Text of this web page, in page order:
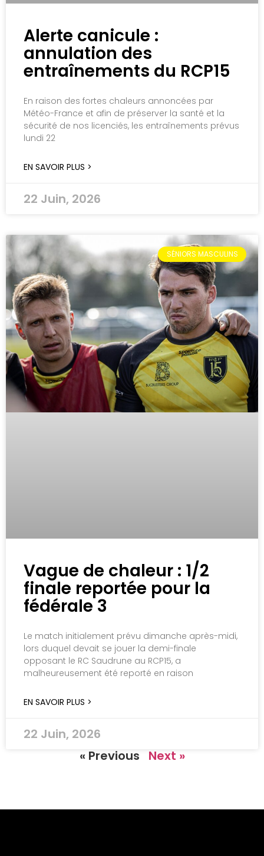
Alerte canicule :
annulation des
entraînements du RCP15
En raison des fortes chaleurs annoncées par
Météo-France et afin de préserver la santé et la
sécurité de nos licenciés, les entraînements prévus
lundi 22
EN SAVOIR PLUS >
22 Juin, 2026
SÉNIORS MASCULINS
Vague de chaleur : 1/2
finale reportée pour la
fédérale 3
Le match initialement prévu dimanche après-midi,
lors duquel devait se jouer la demi-finale
opposant le RC Saudrune au RCP15, a
malheureusement été reporté en raison
EN SAVOIR PLUS >
22 Juin, 2026
« Previous
Next »